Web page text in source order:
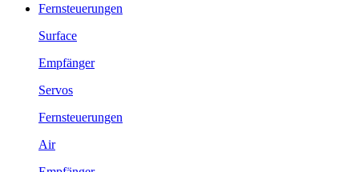
Fernsteuerungen
Surface
Empfänger
Servos
Fernsteuerungen
Air